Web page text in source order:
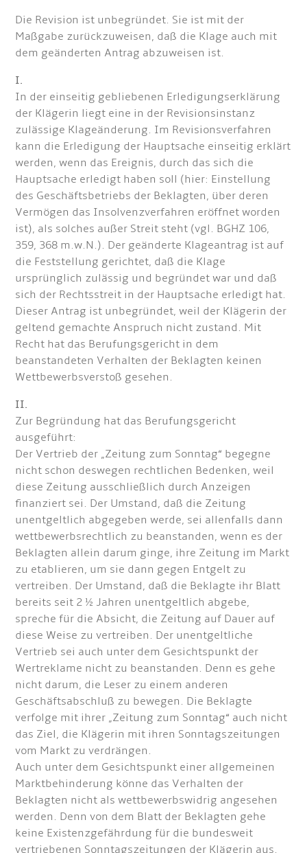
Die Revision ist unbegründet. Sie ist mit der
Maßgabe zurückzuweisen, daß die Klage auch mit
dem geänderten Antrag abzuweisen ist.
I.
In der einseitig gebliebenen Erledigungserklärung
der Klägerin liegt eine in der Revisionsinstanz
zulässige Klageänderung. Im Revisionsverfahren
kann die Erledigung der Hauptsache einseitig erklärt
werden, wenn das Ereignis, durch das sich die
Hauptsache erledigt haben soll (hier: Einstellung
des Geschäftsbetriebs der Beklagten, über deren
Vermögen das Insolvenzverfahren eröffnet worden
ist), als solches außer Streit steht (vgl. BGHZ 106,
359, 368 m.w.N.). Der geänderte Klageantrag ist auf
die Feststellung gerichtet, daß die Klage
ursprünglich zulässig und begründet war und daß
sich der Rechtsstreit in der Hauptsache erledigt hat.
Dieser Antrag ist unbegründet, weil der Klägerin der
geltend gemachte Anspruch nicht zustand. Mit
Recht hat das Berufungsgericht in dem
beanstandeten Verhalten der Beklagten keinen
Wettbewerbsverstoß gesehen.
II.
Zur Begründung hat das Berufungsgericht
ausgeführt:
Der Vertrieb der „Zeitung zum Sonntag“ begegne
nicht schon deswegen rechtlichen Bedenken, weil
diese Zeitung ausschließlich durch Anzeigen
finanziert sei. Der Umstand, daß die Zeitung
unentgeltlich abgegeben werde, sei allenfalls dann
wettbewerbsrechtlich zu beanstanden, wenn es der
Beklagten allein darum ginge, ihre Zeitung im Markt
zu etablieren, um sie dann gegen Entgelt zu
vertreiben. Der Umstand, daß die Beklagte ihr Blatt
bereits seit 2 ½ Jahren unentgeltlich abgebe,
spreche für die Absicht, die Zeitung auf Dauer auf
diese Weise zu vertreiben. Der unentgeltliche
Vertrieb sei auch unter dem Gesichtspunkt der
Wertreklame nicht zu beanstanden. Denn es gehe
nicht darum, die Leser zu einem anderen
Geschäftsabschluß zu bewegen. Die Beklagte
verfolge mit ihrer „Zeitung zum Sonntag“ auch nicht
das Ziel, die Klägerin mit ihren Sonntagszeitungen
vom Markt zu verdrängen.
Auch unter dem Gesichtspunkt einer allgemeinen
Marktbehinderung könne das Verhalten der
Beklagten nicht als wettbewerbswidrig angesehen
werden. Denn von dem Blatt der Beklagten gehe
keine Existenzgefährdung für die bundesweit
vertriebenen Sonntagszeitungen der Klägerin aus.